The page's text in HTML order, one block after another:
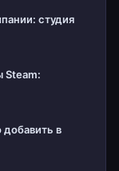
студия
Steam:
добавить в